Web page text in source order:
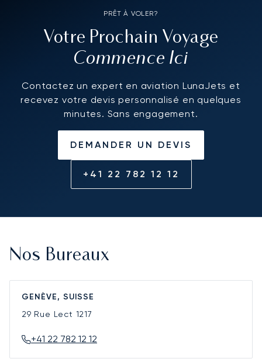
PRÊT À VOLER?
Votre Prochain Voyage
Commence Ici
Contactez un expert en aviation LunaJets et
recevez votre devis personnalisé en quelques
minutes. Sans engagement.
DEMANDER UN DEVIS
+41 22 782 12 12
Nos Bureaux
GENÈVE, SUISSE
29 Rue Lect 1217
+41 22 782 12 12